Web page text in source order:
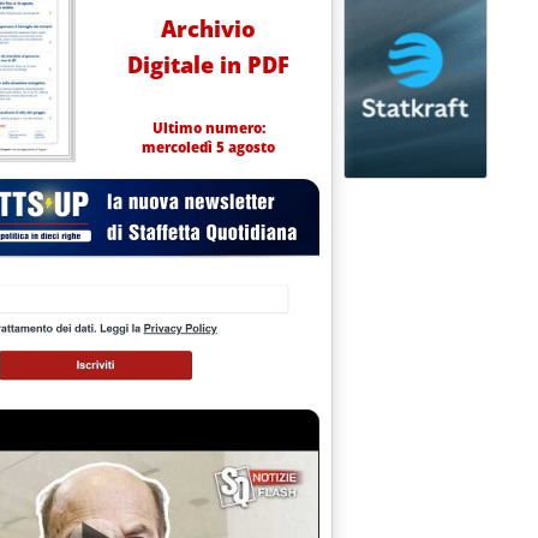
a meno 12'
Archivio
Digitale in PDF
Ultimo numero:
mercoledì 5 agosto